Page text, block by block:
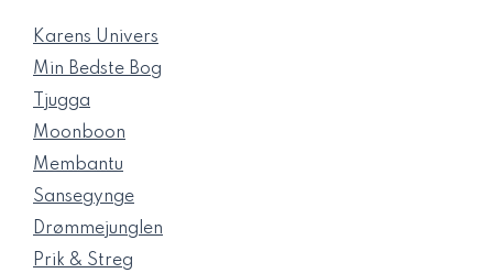
Karens Univers
Min Bedste Bog
Tjugga
Moonboon
Membantu
Sansegynge
Drømmejunglen
Prik & Streg